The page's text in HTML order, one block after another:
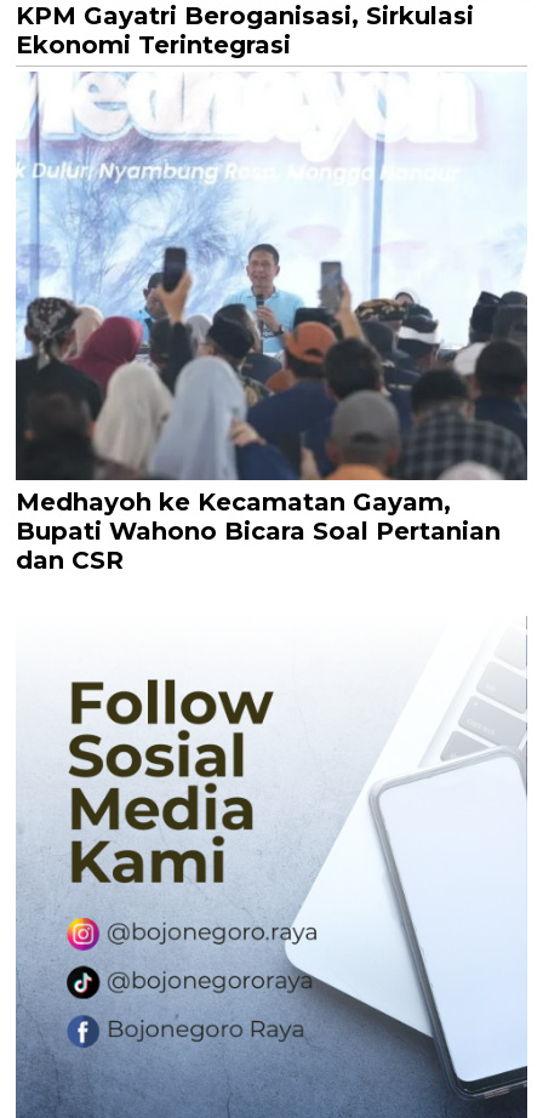
KPM Gayatri Beroganisasi, Sirkulasi
Ekonomi Terintegrasi
Medhayoh ke Kecamatan Gayam,
Bupati Wahono Bicara Soal Pertanian
dan CSR